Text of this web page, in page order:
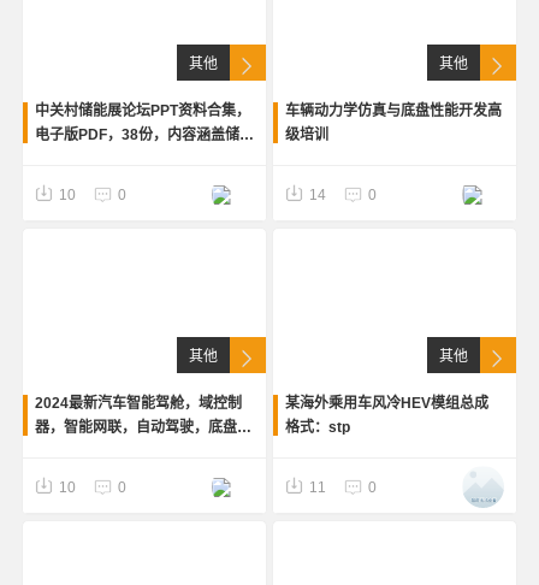
其他
中关村储能展论坛PPT资料合集，
电子版PDF，38份，内容涵盖储能
安全、标准等，适合储能、能源、
电力、工程、科研学习参考。
10 0
其他
车辆动力学仿真与底盘性能开发高
级培训
14 0
其他
2024最新汽车智能驾舱，域控制
器，智能网联，自动驾驶，底盘，
头，雷达等学习资料，行业报告，
助力职场，PPT实用素材
10 0
其他
某海外乘用车风冷HEV模组总成
格式：stp
11 0